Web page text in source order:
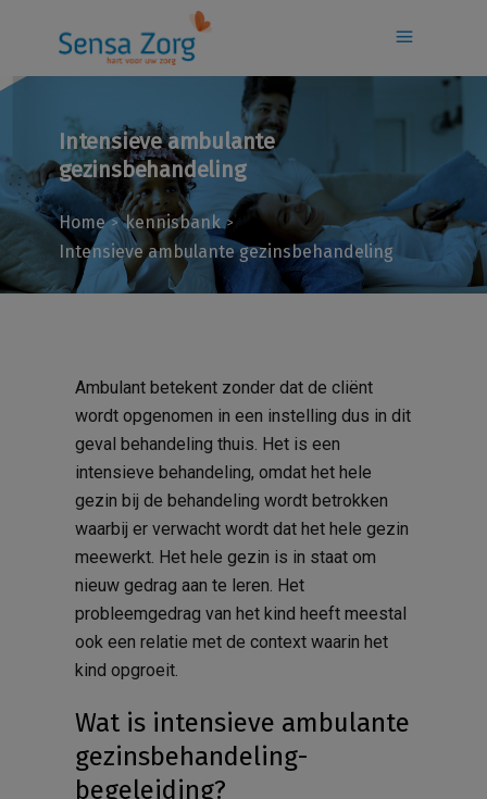
Intensieve ambulante
gezinsbehandeling
Home>kennisbank >
Intensieve ambulante gezinsbehandeling
Ambulant betekent zonder dat de cliënt
wordt opgenomen in een instelling dus in dit
geval behandeling thuis. Het is een
intensieve behandeling, omdat het hele
gezin bij de behandeling wordt betrokken
waarbij er verwacht wordt dat het hele gezin
meewerkt. Het hele gezin is in staat om
nieuw gedrag aan te leren. Het
probleemgedrag van het kind heeft meestal
ook een relatie met de context waarin het
kind opgroeit.
Wat is intensieve ambulante
gezinsbehandeling-
begeleiding?